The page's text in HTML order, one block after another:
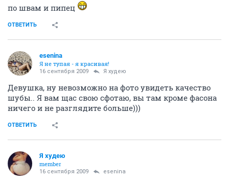
по швам и пипец
ОТВЕТИТЬ
esenina
Я не тупая - я красивая!
16 сентября 2009 Я худею
Девушка, ну невозможно на фото увидеть качество
шубы.. Я вам щас свою сфотаю, вы там кроме фасона
ничего и не разглядите больше)))
ОТВЕТИТЬ
Я худею
member
16 сентября 2009 esenina